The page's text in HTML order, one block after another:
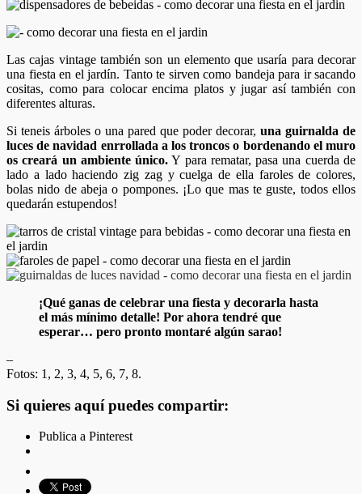
Las cajas vintage también son un elemento que usaría para decorar
una fiesta en el jardín. Tanto te sirven como bandeja para ir sacando
cositas, como para colocar encima platos y jugar así también con
diferentes alturas.
Si teneis árboles o una pared que poder decorar, una guirnalda de
luces de navidad enrrollada a los troncos o bordenando el muro
os creará un ambiente único. Y para rematar, pasa una cuerda de
lado a lado haciendo zig zag y cuelga de ella faroles de colores,
bolas nido de abeja o pompones. ¡Lo que mas te guste, todos ellos
quedarán estupendos!
¡Qué ganas de celebrar una fiesta y decorarla hasta
el más mínimo detalle! Por ahora tendré que
esperar… pero pronto montaré algún sarao!
–
Fotos: 1, 2, 3, 4, 5, 6, 7, 8.
Si quieres aquí puedes compartir:
Publica a Pinterest